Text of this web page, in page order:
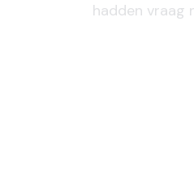
hadden vraag